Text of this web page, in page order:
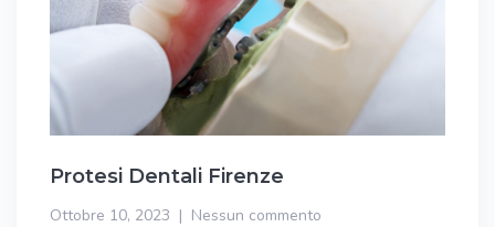
Protesi Dentali Firenze
Ottobre 10, 2023 Nessun commento